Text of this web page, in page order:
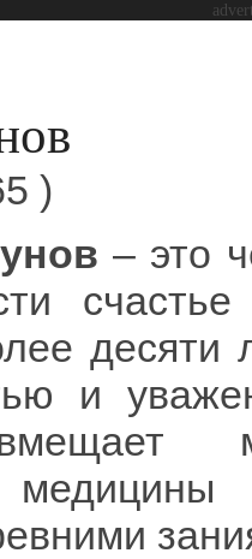
)
– это
десяти
и